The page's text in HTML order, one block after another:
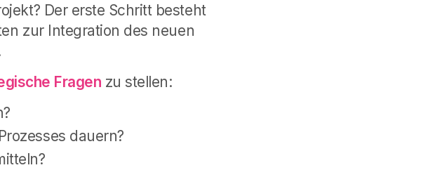
Der erste Schritt besteht
zur Integration des neuen
Fragen zu stellen:
dauern?